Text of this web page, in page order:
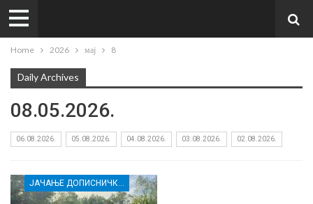
Home 2026 мај 8
Daily Archives
08.05.2026.
06.08.2026. 05.08.2026. 04.08.2026. 03.08.2026. 02.08.2026.
ЈАЧАЊЕ ДОПИСНИЧКЕ МРЕЖЕ НЕЗАВИСНИХ МЕДИЈА У РАСИНСКОМ ОКРУГУ